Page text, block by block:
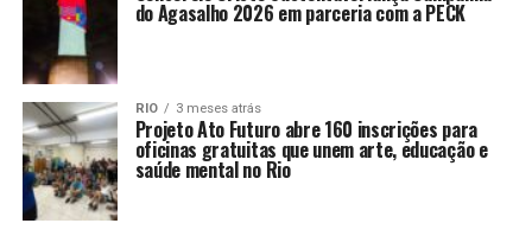
do Agasalho 2026 em parceria com a PECK
RIO 3 meses atrás
Projeto Ato Futuro abre 160 inscrições para
oficinas gratuitas que unem arte, educação e
saúde mental no Rio